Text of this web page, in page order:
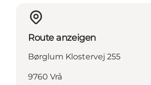
Route anzeigen
Børglum Klostervej 255
9760 Vrå